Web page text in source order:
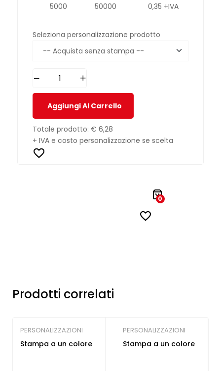
5000 50000 0,35 +IVA
Seleziona personalizzazione prodotto
Aggiungi Al Carrello
Totale prodotto: € 6,28
+ IVA e costo personalizzazione se scelta
0
Prodotti correlati
PERSONALIZZAZIONI
Stampa a un colore
PERSONALIZZAZIONI
Stampa a un colore